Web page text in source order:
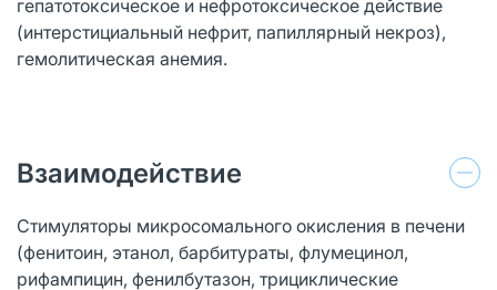
гепатотоксическое и нефротоксическое действие
(интерстициальный нефрит, папиллярный некроз),
гемолитическая анемия.
Взаимодействие
Стимуляторы микросомального окисления в печени
(фенитоин, этанол, барбитураты, флумецинол,
рифампицин, фенилбутазон, трициклические